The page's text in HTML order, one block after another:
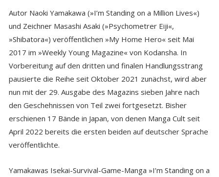
Autor Naoki Yamakawa (»I’m Standing on a Million Lives«)
und Zeichner Masashi Asaki (»Psychometrer Eiji«,
»Shibatora«) veröffentlichen »My Home Hero« seit Mai
2017 im »Weekly Young Magazine« von Kodansha. In
Vorbereitung auf den dritten und finalen Handlungsstrang
pausierte die Reihe seit Oktober 2021 zunächst, wird aber
nun mit der 29. Ausgabe des Magazins sieben Jahre nach
den Geschehnissen von Teil zwei fortgesetzt. Bisher
erschienen 17 Bände in Japan, von denen Manga Cult seit
April 2022 bereits die ersten beiden auf deutscher Sprache
veröffentlichte.
Yamakawas Isekai-Survival-Game-Manga »I’m Standing on a